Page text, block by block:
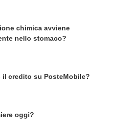
chimica avviene
nello stomaco?
il credito su PosteMobile?
oggi?